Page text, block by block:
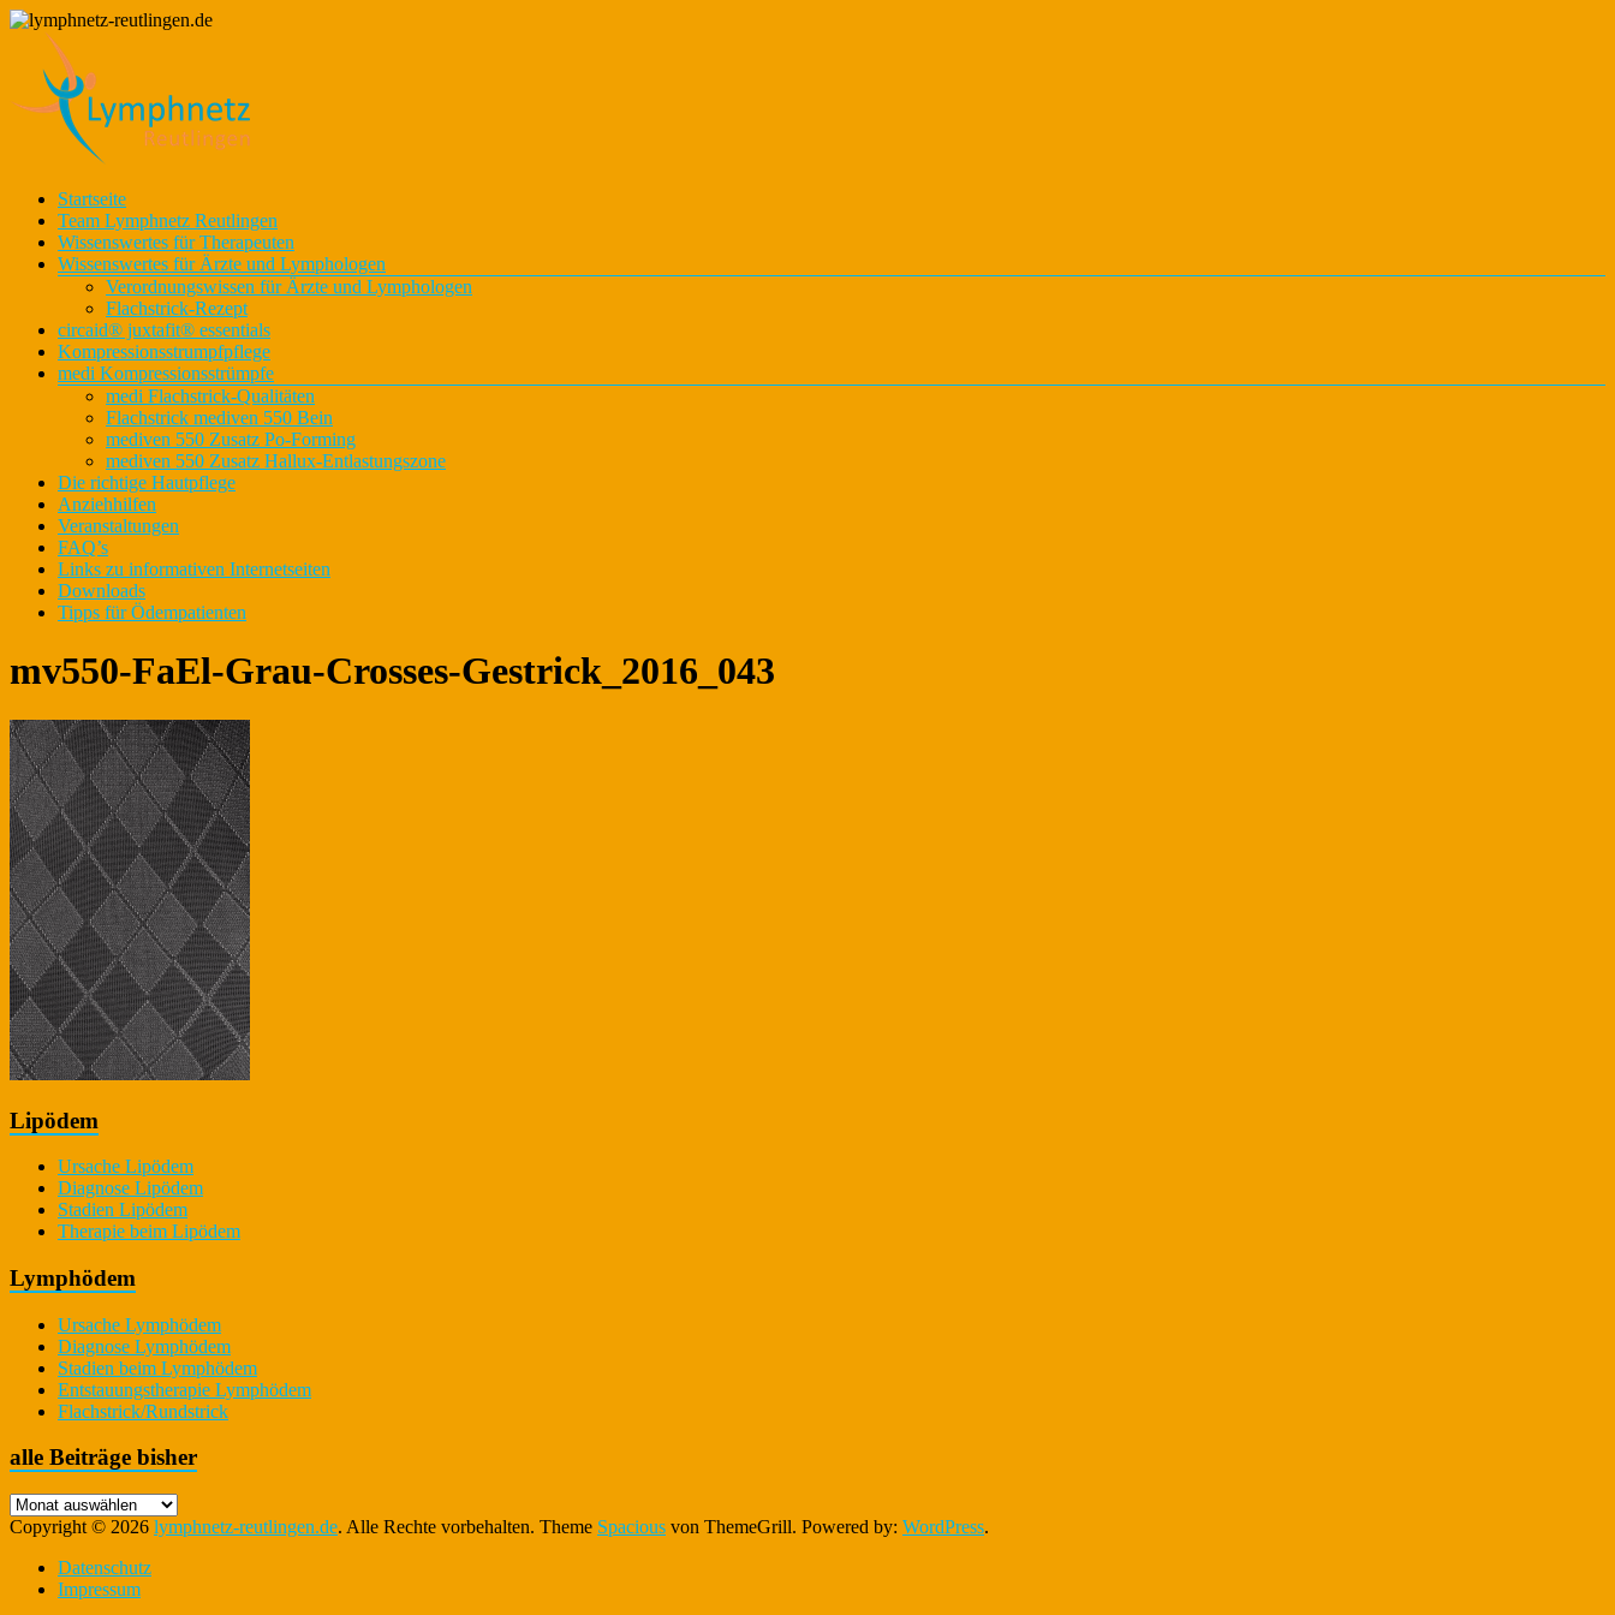
Zum
Inhalt
springen
lymphnetz-
reutlingen.de
Lymphnetz
für den
Kreis
Reutlingen
Menü
Startseite
Team Lymphnetz Reutlingen
Wissenswertes für Therapeuten
Wissenswertes für Ärzte und Lymphologen
Verordnungswissen für Ärzte und Lymphologen
Flachstrick-Rezept
circaid® juxtafit® essentials
Kompressionsstrumpfpflege
medi Kompressionsstrümpfe
medi Flachstrick-Qualitäten
Flachstrick mediven 550 Bein
mediven 550 Zusatz Po-Forming
mediven 550 Zusatz Hallux-Entlastungszone
Die richtige Hautpflege
Anziehhilfen
Veranstaltungen
FAQ’s
Links zu informativen Internetseiten
Downloads
Tipps für Ödempatienten
mv550-FaEl-Grau-Crosses-Gestrick_2016_043
Lipödem
Ursache Lipödem
Diagnose Lipödem
Stadien Lipödem
Therapie beim Lipödem
Lymphödem
Ursache Lymphödem
Diagnose Lymphödem
Stadien beim Lymphödem
Entstauungstherapie Lymphödem
Flachstrick/Rundstrick
alle Beiträge bisher
alle
Beiträge
Copyright © 2026 lymphnetz-reutlingen.de. Alle Rechte vorbehalten. Theme Spacious von ThemeGrill. Powered by: WordPress.
Datenschutz
Impressum